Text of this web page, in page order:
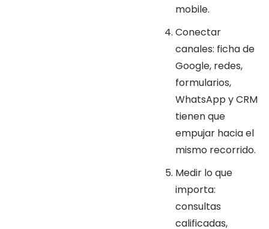
mobile.
Conectar
canales: ficha de
Google, redes,
formularios,
WhatsApp y CRM
tienen que
empujar hacia el
mismo recorrido.
Medir lo que
importa:
consultas
calificadas,